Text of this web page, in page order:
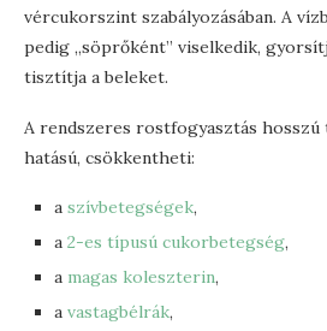
vércukorszint szabályozásában. A
pedig „söprőként” viselkedik,
tisztítja a beleket.
A rendszeres rostfogyasztás hosszú
hatású, csökkentheti:
a szívbetegségek,
a 2-es típusú cukorbetegség,
a magas koleszterin,
a vastagbélrák,